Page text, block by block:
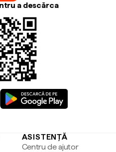
a descărca
ASISTENȚĂ
Centru de ajutor